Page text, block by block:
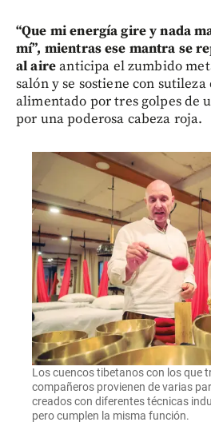
“Que mi energía gire y nada
mí”, mientras ese mantra se
al aireanticipa el zumbido
salón y se sostiene con
alimentado por tres golpes de
por una poderosa cabeza roja.
Los cuencos tibetanos con los que
compañeros provienen de varias
creados con diferentes técnicas
pero cumplen la misma función.